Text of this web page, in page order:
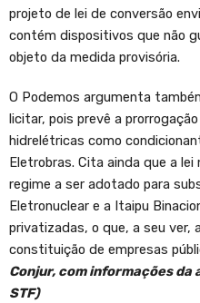
projeto de lei de conversão
contém dispositivos que não
objeto da medida provisória.
O Podemos argumenta
licitar, pois prevê a
hidrelétricas como
Eletrobras. Cita ainda que a
regime a ser adotado para
Eletronuclear e a Itaipu
privatizadas, o que, a seu ver,
constituição de empresas
Conjur, com informações da
STF)